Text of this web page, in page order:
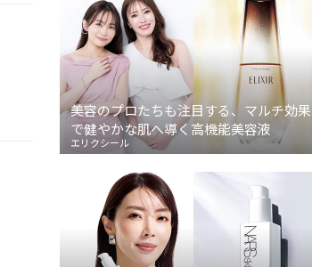
美容のプロたちも注目する、マルチ効果
で健やかな肌へ導く高機能美容液
エリクシール